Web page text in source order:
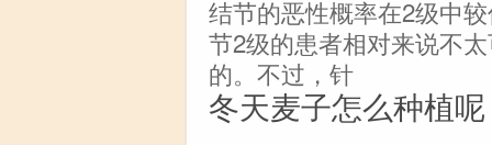
结节的恶性概率在2级中
节2级的患者相对来说不
的。不过，针
冬天麦子怎么种植呢